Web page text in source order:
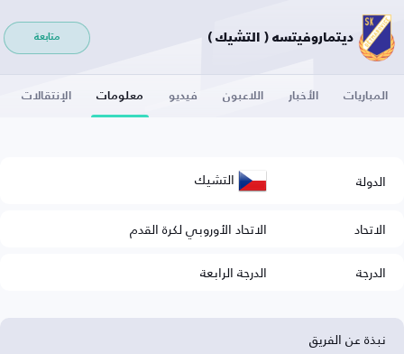
ديتماروفيتسه ( التشيك ) متابعة
المباريات الأخبار اللاعبون فيديو معلومات الإنتقالات
الدولة التشيك
الاتحاد
الاتحاد الأوروبي لكرة القدم
الدرجة
الدرجة الرابعة
نبذة عن الفريق